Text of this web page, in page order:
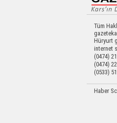
Tüm
Hüryurt
internet
(0474)
(0474)
(0533)
Haber